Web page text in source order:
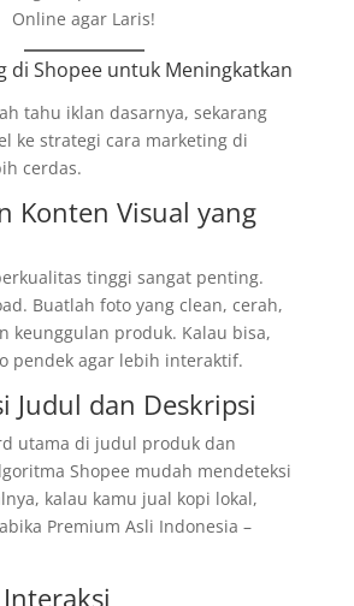
di Shopee untuk Meningkatkan
tahu iklan dasarnya, sekarang
ke strategi cara marketing di
cerdas.
Konten Visual yang
tinggi sangat penting.
Buatlah foto yang clean, cerah,
keunggulan produk. Kalau bisa,
pendek agar lebih interaktif.
Judul dan Deskripsi
utama di judul produk dan
Shopee mudah mendeteksi
kalau kamu jual kopi lokal,
Premium Asli Indonesia –